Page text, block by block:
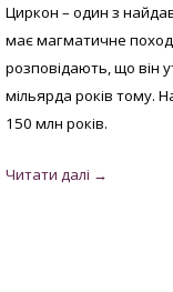
Циркон – один з
має магматичне
розповідають, що він
мільярда років тому.
150 млн років.